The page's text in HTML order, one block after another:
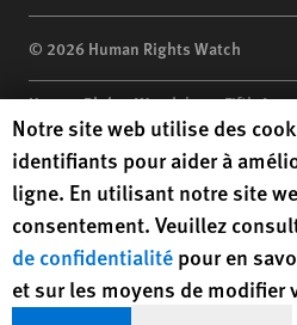
© 2026 Human Rights Watch
Human Rights Watch| 350 Fifth
10118-3299USA |t1.212.290.4700
Human Rights Watchis a 501(C)(3)
under EIN: 13-2875808
Human Rights Watch cookie
Notre site web utilise des
identifiants pour aider à
ligne. En utilisant notre site
consentement. Veuillez
de confidentialité pour en
et sur les moyens de modifier